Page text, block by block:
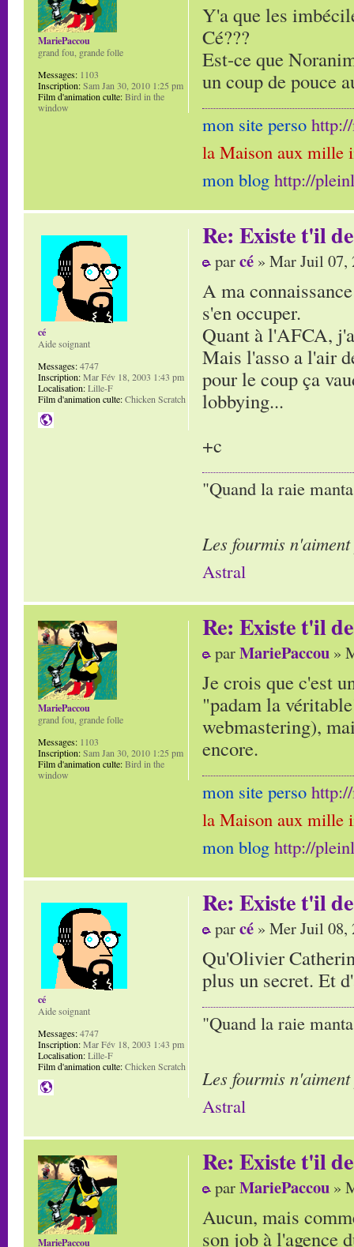
Y'a que les
Cé???
Est-ce que
un coup de pouce
mon site perso
la Maison aux mille
mon blog http://
MariePaccou
grand fou, grande folle
Messages: 1103
Inscription:Sam Jan 30, 2010 1:25 pm
Film d'animation culte:Bird in the
window
Re: Existe t'il
parcé » Mar Juil 07,
A ma
s'en occuper.
Quant à l'AFCA,
Mais l'asso a l'air
pour le coup ça
lobbying...
+c
"Quand la raie
Les fourmis
Astral
cé
Aide soignant
Messages:4747
Inscription:Mar Fév 18, 2003 1:43 pm
Localisation:Lille-F
Film d'animation culte:Chicken Scratch
Re: Existe t'il
parMariePaccou »
Je crois que c'est
"padam la
webmastering),
encore.
mon site perso
la Maison aux mille
mon blog http://
MariePaccou
grand fou, grande folle
Messages: 1103
Inscription:Sam Jan 30, 2010 1:25 pm
Film d'animation culte:Bird in the
window
Re: Existe t'il
parcé » Mer Juil 08,
Qu'Olivier
plus un secret. Et
"Quand la raie
Les fourmis
Astral
cé
Aide soignant
Messages:4747
Inscription:Mar Fév 18, 2003 1:43 pm
Localisation:Lille-F
Film d'animation culte:Chicken Scratch
Re: Existe t'il
parMariePaccou »
Aucun, mais
son job à l'agence
MariePaccou